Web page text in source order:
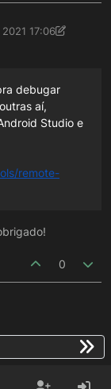
17:06
debugar
aí,
Studio e
remote-
0